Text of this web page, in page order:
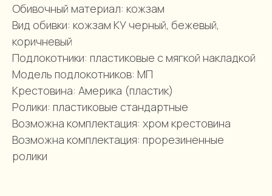
Обивочный материал: кожзам
Вид обивки: кожзам КУ черный, бежевый,
коричневый
Подлокотники: пластиковые с мягкой накладкой
Модель подлокотников: МП
Крестовина: Америка (пластик)
Ролики: пластиковые стандартные
Возможна комплектация: хром крестовина
Возможна комплектация: прорезиненные
ролики